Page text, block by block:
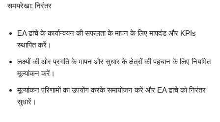
समयरेखा: निरंतर
EA ढांचे के कार्यान्वयन की सफलता के मापन के लिए मापदंड और KPIs
स्थापित करें।
लक्ष्यों की ओर प्रगति के मापन और सुधार के क्षेत्रों की पहचान के लिए नियमित
मूल्यांकन करें।
मूल्यांकन परिणामों का उपयोग करके समायोजन करें और EA ढांचे को निरंतर
सुधारें।